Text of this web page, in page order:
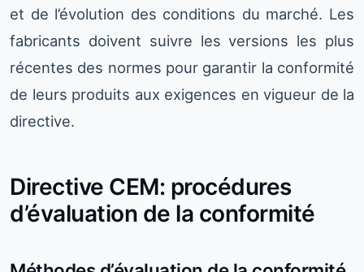
et de l’évolution des conditions du marché. Les
fabricants doivent suivre les versions les plus
récentes des normes pour garantir la conformité
de leurs produits aux exigences en vigueur de la
directive.
Directive CEM: procédures
d’évaluation de la conformité